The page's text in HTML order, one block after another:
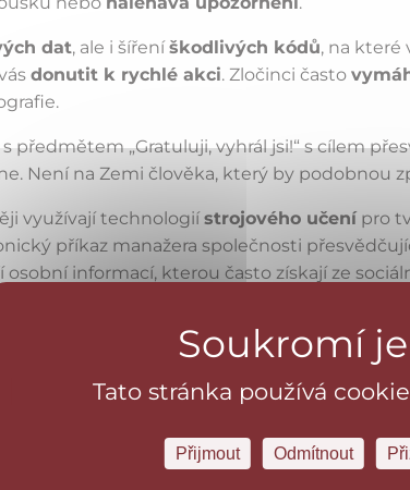
dat, ale i šířeníškodlivých kódů, na které
donutit k rychlé akci. Zločinci často
předmětem „Gratuluji, vyhrál jsi!“ s cílem
Není na Zemi člověka, který by podobnou
využívají technologiístrojového učení pro
příkaz manažera společnosti
informací, kterou často získají ze
telefonním hovorům a nikdy nevolejte
na internetu, především k těm
oficiálních obchodů nebo přímo od vývojářů
Tato stránka používá
Přijmout Odmítnout